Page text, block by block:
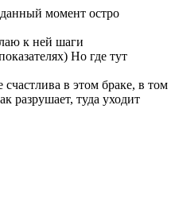
момент остро
к ней шаги
Но где тут
в этом браке, в том
разрушает, туда уходит